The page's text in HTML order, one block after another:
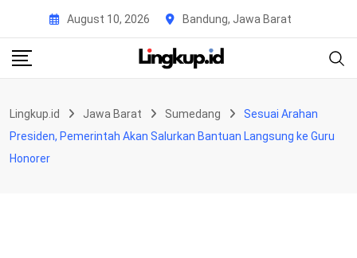
content
August 10, 2026 Bandung, Jawa Barat
Lingkup.id Jawa Barat Sumedang
Sesuai Arahan
Presiden, Pemerintah Akan Salurkan Bantuan Langsung ke Guru
Honorer